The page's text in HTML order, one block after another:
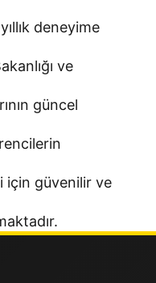
deneyime
ve
güncel
için güvenilir ve